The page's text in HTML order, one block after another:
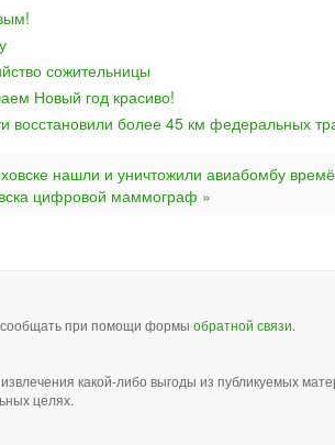
сожительницы
Новый год красиво!
восстановили более 45 км федеральных
нашли и уничтожили авиабомбу
цифровой маммограф »
сообщать при помощи формы обратной связи.
какой-либо выгоды из публикуемых
целях.